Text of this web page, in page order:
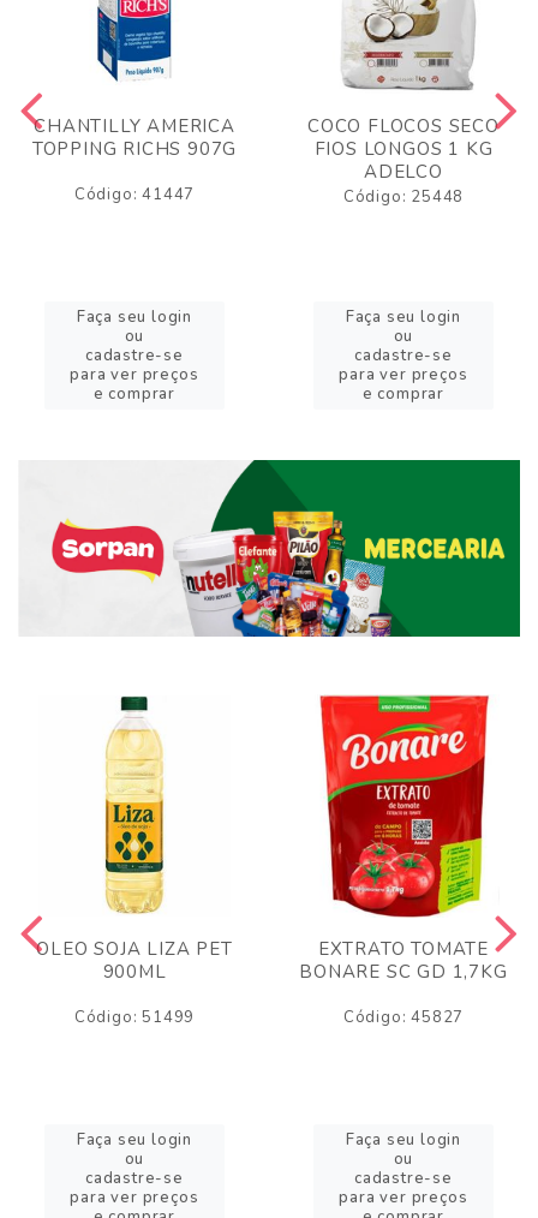
CHANTILLY AMERICA
TOPPING RICHS 907G
Código: 41447
Faça seu login
ou
cadastre-se
para ver preços
e comprar
COCO FLOCOS SECO
FIOS LONGOS 1 KG
ADELCO
Código: 25448
Faça seu login
ou
cadastre-se
para ver preços
e comprar
OLEO SOJA LIZA PET
900ML
Código: 51499
Faça seu login
ou
cadastre-se
para ver preços
EXTRATO TOMATE
BONARE SC GD 1,7KG
Código: 45827
Faça seu login
ou
cadastre-se
para ver preços